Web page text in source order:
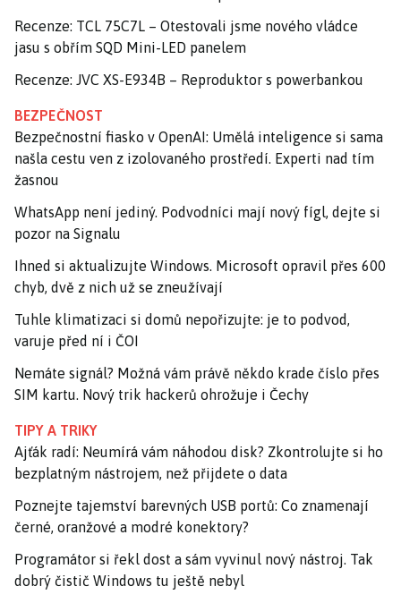
Recenze: TCL 75C7L – Otestovali jsme nového vládce
jasu s obřím SQD Mini-LED panelem
Recenze: JVC XS-E934B – Reproduktor s powerbankou
BEZPEČNOST
Bezpečnostní fiasko v OpenAI: Umělá inteligence si sama
našla cestu ven z izolovaného prostředí. Experti nad tím
žasnou
WhatsApp není jediný. Podvodníci mají nový fígl, dejte si
pozor na Signalu
Ihned si aktualizujte Windows. Microsoft opravil přes 600
chyb, dvě z nich už se zneužívají
Tuhle klimatizaci si domů nepořizujte: je to podvod,
varuje před ní i ČOI
Nemáte signál? Možná vám právě někdo krade číslo přes
SIM kartu. Nový trik hackerů ohrožuje i Čechy
TIPY A TRIKY
Ajťák radí: Neumírá vám náhodou disk? Zkontrolujte si ho
bezplatným nástrojem, než přijdete o data
Poznejte tajemství barevných USB portů: Co znamenají
černé, oranžové a modré konektory?
Programátor si řekl dost a sám vyvinul nový nástroj. Tak
dobrý čistič Windows tu ještě nebyl